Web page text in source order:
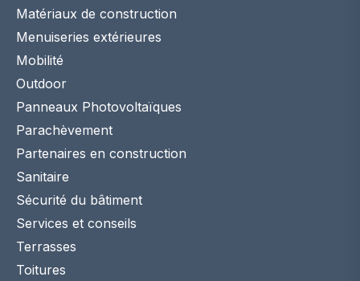
Matériaux de construction
Menuiseries extérieures
Mobilité
Outdoor
Panneaux Photovoltaïques
Parachèvement
Partenaires en construction
Sanitaire
Sécurité du bâtiment
Services et conseils
Terrasses
Toitures